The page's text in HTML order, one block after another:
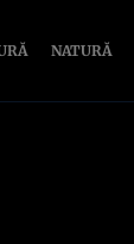
NATURĂ